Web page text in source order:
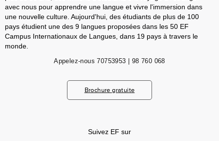
avec nous pour apprendre une langue et vivre l'immersion dans
une nouvelle culture. Aujourd'hui, des étudiants de plus de 100
pays étudient une des 9 langues proposées dans les 50 EF
Campus Internationaux de Langues, dans 19 pays à travers le
monde.
Appelez-nous 70753953 | 98 760 068
Brochure gratuite
Suivez EF sur